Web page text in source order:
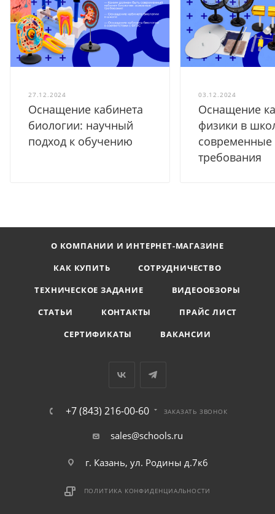
27.12.2024
Оснащение кабинета
биологии: научный
подход к обучению
03.12.2024
Оснащение
физики в
современные
требования
О КОМПАНИИ И ИНТЕРНЕТ-МАГАЗИНЕ
КАК КУПИТЬ
СОТРУДНИЧЕСТВО
ТЕХНИЧЕСКОЕ ЗАДАНИЕ
ВИДЕООБЗОРЫ
СТАТЬИ
КОНТАКТЫ
ПРАЙС ЛИСТ
СЕРТИФИКАТЫ
ВАКАНСИИ
+7 (843) 216-00-60 ЗАКАЗАТЬ ЗВОНОК
sales@schools.ru
г. Казань, ул. Родины д.7к6
ПОЛИТИКА КОНФИДЕНЦИАЛЬНОСТИ